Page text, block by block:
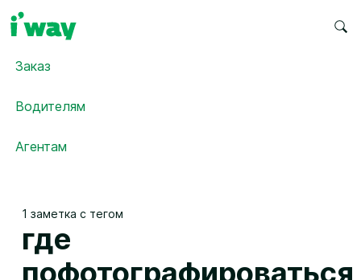
Заказ
Водителям
Агентам
1 заметка с тегом
где
пофотографироваться